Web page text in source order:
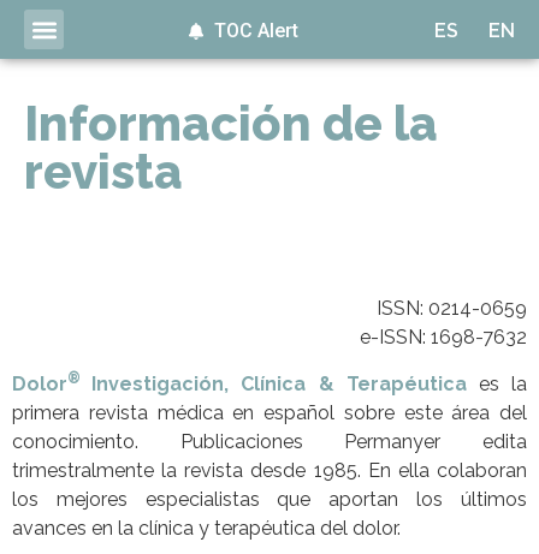
ES EN
TOC Alert
Información de la
revista
ISSN: 0214-0659
e-ISSN: 1698-7632
Dolor® Investigación, Clínica & Terapéuticaes la
primera revista médica en español sobre este área del
conocimiento. Publicaciones Permanyer edita
trimestralmente la revista desde 1985. En ella colaboran
los mejores especialistas que aportan los últimos
avances en la clínica y terapéutica del dolor.